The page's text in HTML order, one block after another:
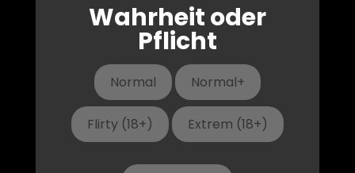
Wahrheit oder
Pflicht
Normal Normal+
Flirty (18+) Extrem (18+)